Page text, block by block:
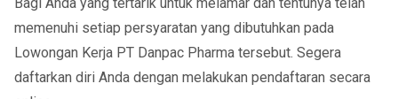
memenuhi setiap persyaratan yang dibutuhkan pada
Lowongan Kerja PT Danpac Pharma tersebut. Segera
daftarkan diri Anda dengan melakukan pendaftaran secara